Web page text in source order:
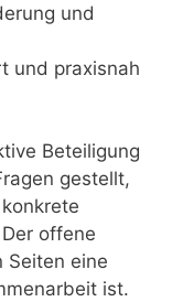
und
und praxisnah
Beteiligung
gestellt,
offene
Seiten eine
ist.